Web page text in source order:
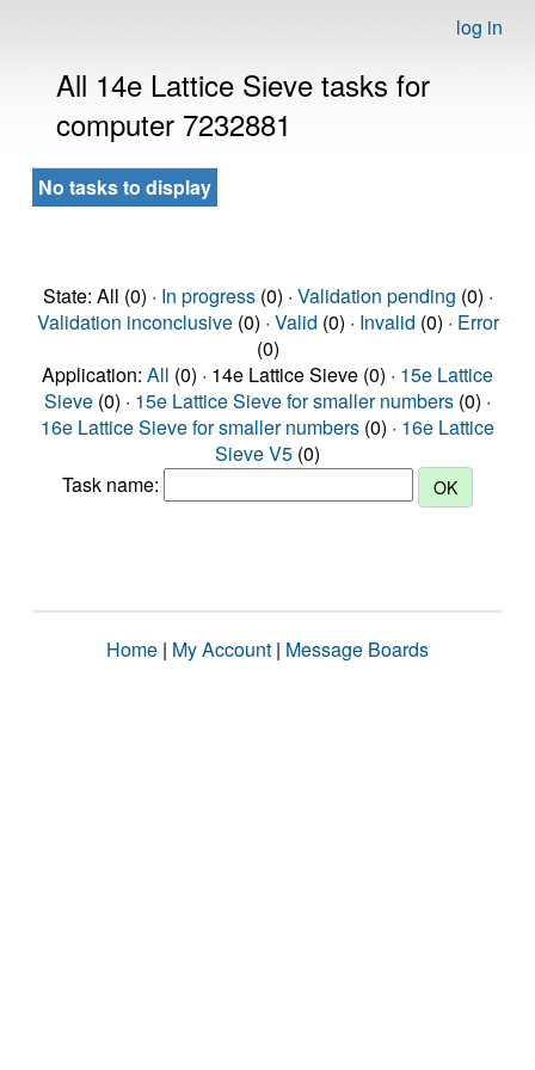
log in
All 14e Lattice Sieve tasks for
computer 7232881
No tasks to display
State: All (0) · In progress(0) · Validation pending (0) ·
Validation inconclusive(0) · Valid (0) · Invalid (0) · Error
(0)
Application: All (0) · 14e Lattice Sieve (0) · 15e Lattice
Sieve (0) · 15e Lattice Sieve for smaller numbers (0) ·
16e Lattice Sieve for smaller numbers (0) · 16e Lattice
Sieve V5 (0)
Task name:
Home | My Account | Message Boards